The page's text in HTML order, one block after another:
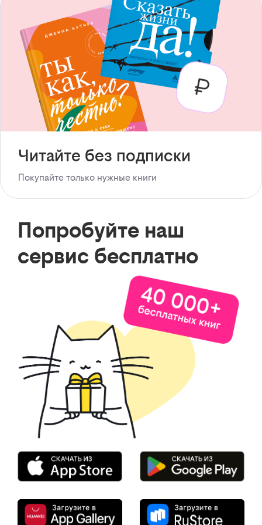
Читайте без подписки
Покупайте только нужные книги
Попробуйте наш
сервис бесплатно